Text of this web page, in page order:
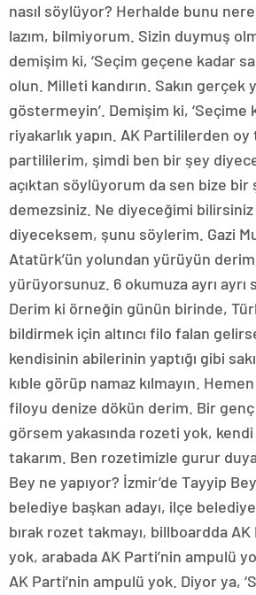
nasıl söylüyor? Herhalde bunu
lazım, bilmiyorum. Sizin duymuş
demişim ki, ‘Seçim geçene kadar
olun. Milleti kandırın. Sakın gerçek
göstermeyin’. Demişim ki, ‘Seçime
riyakarlık yapın. AK Partililerden oy
partililerim, şimdi ben bir şey
açıktan söylüyorum da sen bize bir
demezsiniz. Ne diyeceğimi
diyeceksem, şunu söylerim. Gazi
Atatürk’ün yolundan yürüyün
yürüyorsunuz. 6 okumuza ayrı ayrı
Derim ki örneğin günün birinde,
bildirmek için altıncı filo falan
kendisinin abilerinin yaptığı gibi
kıble görüp namaz kılmayın.
filoyu denize dökün derim. Bir genç
görsem yakasında rozeti yok,
takarım. Ben rozetimizle gurur
Bey ne yapıyor? İzmir’de Tayyip
belediye başkan adayı, ilçe
bırak rozet takmayı, billboardda AK
yok, arabada AK Parti’nin ampulü
AK Parti’nin ampulü yok. Diyor ya,